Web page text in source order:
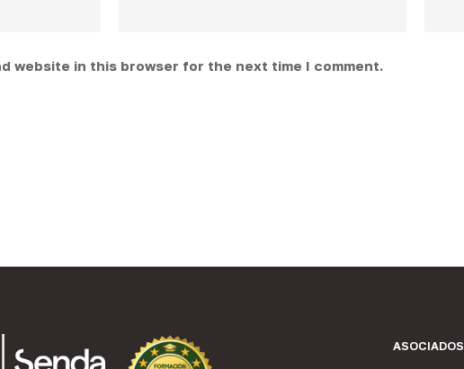
website in this browser for the next time I comment.